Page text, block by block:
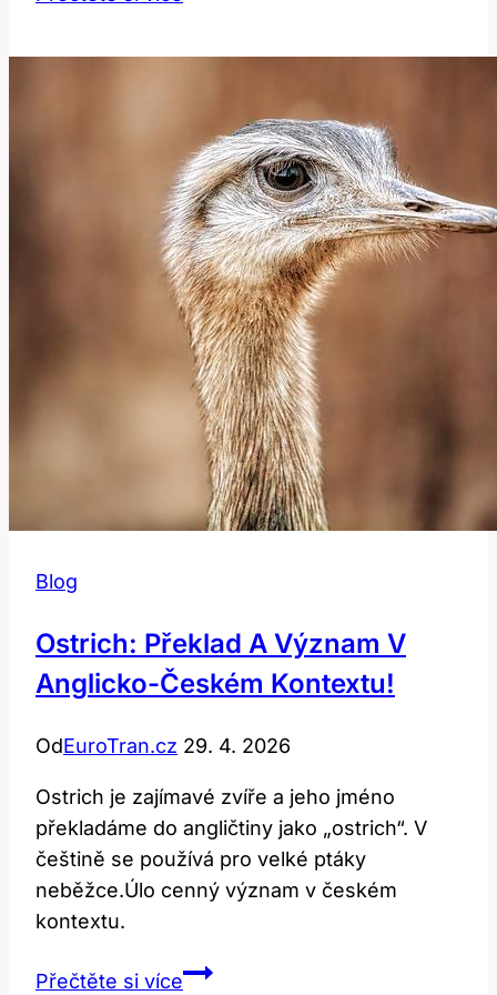
Přírodou
a
Právem?
Blog
Ostrich: Překlad A Význam V
Anglicko-Českém Kontextu!
OdEuroTran.cz 29. 4. 2026
Ostrich je zajímavé zvíře a jeho jméno
překladáme do angličtiny jako „ostrich“. V
češtině se používá pro velké ptáky
neběžce.Úlo cenný význam v českém
kontextu.
Přečtěte si víceOstrich: